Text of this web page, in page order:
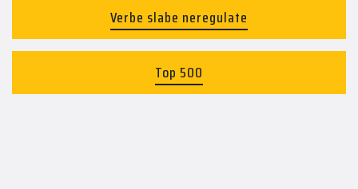
Verbe slabe neregulate
Top 500